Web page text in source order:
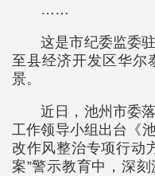
……
这是市纪委监委
至县经济开发区华尔
景。
近日，池州市委
工作领导小组出台《
改作风整治专项行动
案”警示教育中，深